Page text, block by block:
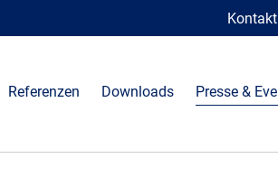
Kontakt
Referenzen Downloads Presse &